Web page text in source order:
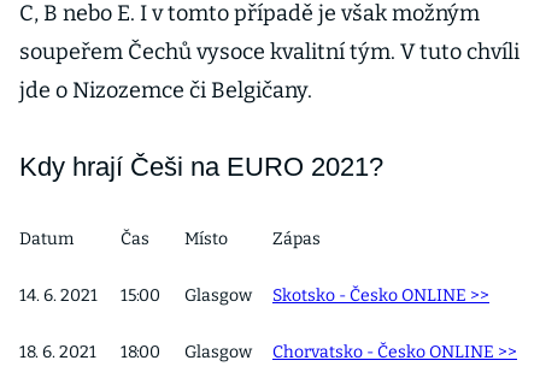
C, B nebo E. I v tomto případě je však možným
soupeřem Čechů vysoce kvalitní tým. V tuto chvíli
jde o Nizozemce či Belgičany.
Kdy hrají Češi na EURO 2021?
Datum Čas Místo Zápas
14. 6. 2021 15:00 Glasgow Skotsko - Česko ONLINE >>
18. 6. 2021 18:00 Glasgow Chorvatsko - Česko ONLINE >>